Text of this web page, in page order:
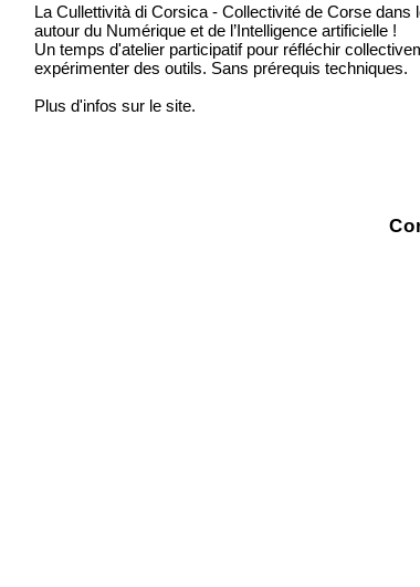
La Cullettività di Corsica - Collectivité de Corse
autour du Numérique et de l’Intelligence artificielle !
Un temps d'atelier participatif pour réfléchir
expérimenter des outils. Sans prérequis techniques.
Plus d'infos sur le site.